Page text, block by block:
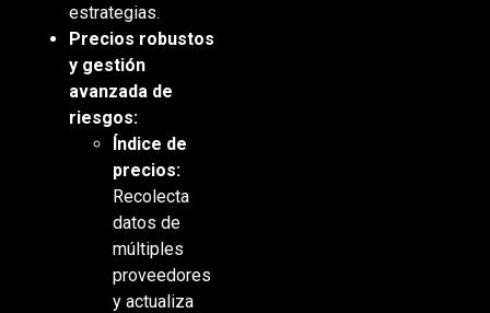
estrategias.
Precios robustos
y gestión
avanzada de
riesgos:
Índice de
precios:
Recolecta
datos de
múltiples
proveedores
y actualiza